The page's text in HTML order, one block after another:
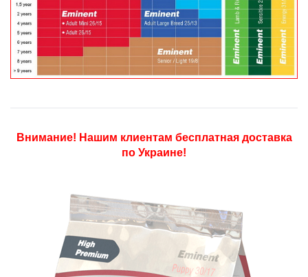
Внимание! Нашим клиентам бесплатная доставка
по Украине!